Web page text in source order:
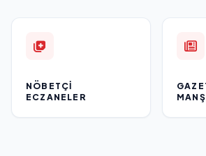
NÖBETÇI
ECZANELER